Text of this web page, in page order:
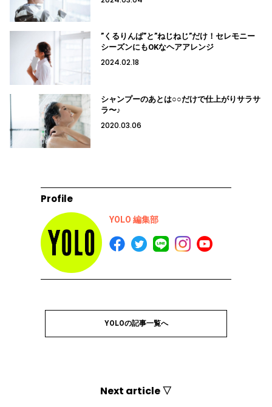
”くるりんぱ”と”ねじねじ”だけ！セレモニー
シーズンにもOKなヘアアレンジ
2024.02.18
シャンプーのあとは○○だけで仕上がりサラサ
ラ〜♪
2020.03.06
Profile
YOLO 編集部
YOLOの記事一覧へ
Next article ▽